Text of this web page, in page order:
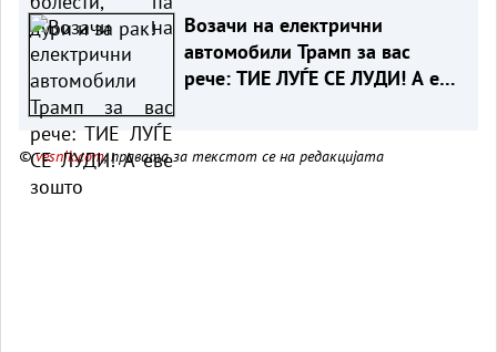
Возачи на електрични
автомобили Трамп за вас
рече: ТИЕ ЛУЃЕ СЕ ЛУДИ! А еве
©vesnik.com, правата за текстот се на редакцијата